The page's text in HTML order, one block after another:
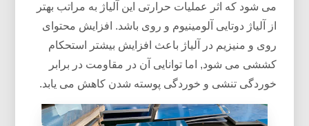
می شود که اثر عملیات حرارتی این آلیاژ به مراتب بهتر
از آلیاژ دوتایی آلومینیوم و روی باشد. افزایش محتوای
روی و منیزیم در آلیاژ باعث افزایش بیشتر استحکام
کششی می شود, اما توانایی آن در مقاومت در برابر
خوردگی تنشی و خوردگی پوسته شدن کاهش می یابد.